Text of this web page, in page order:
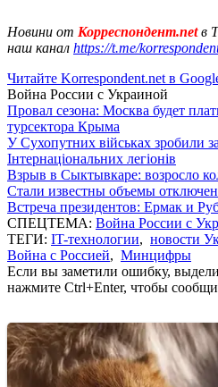
Новини от Корреспондент.netв
наш канал https://t.me/
Читайте Korrespondent.net в
Война России с Украиной
Провал сезона: Москва будет
турсектора Крыма
У Сухопутних військах зробили
Інтернаціональних легіонів
Взрыв в Сыктывкаре: возросло
Стали известны объемы
Встреча президентов: Ермак и
СПЕЦТЕМА: Война России с
ТЕГИ: IT-технологии, новости
Война с Россией, Минцифры
Если вы заметили ошибку,
нажмите Ctrl+Enter, чтобы